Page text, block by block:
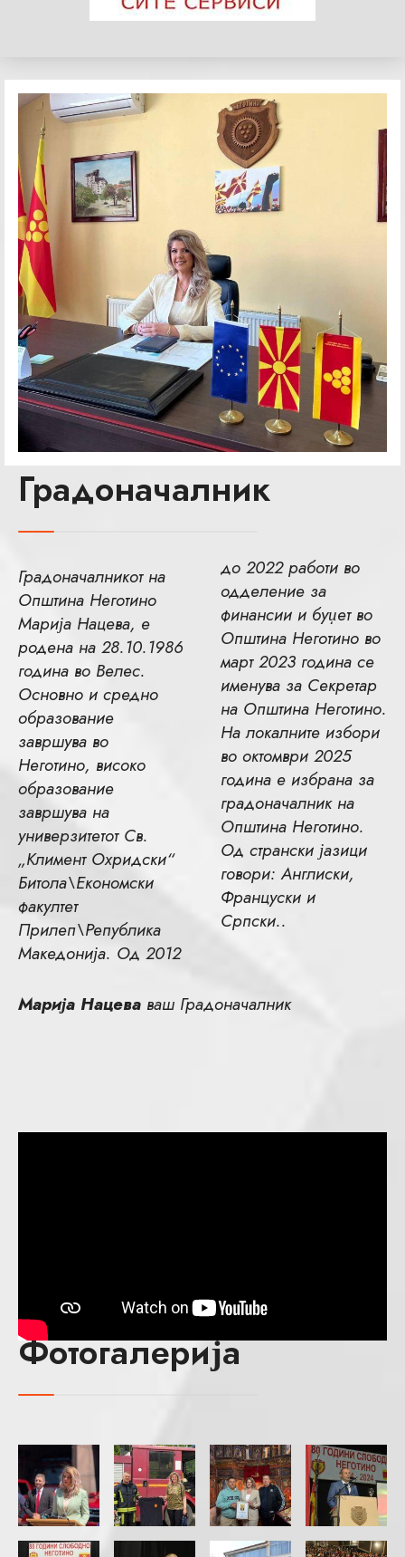
Градоначалник
Градоначалникот на
Општина Неготино
Марија Нацева, е
родена на 28.10.1986
година во Велес.
Основно и средно
образование
завршува во
Неготино, високо
образование
завршува на
универзитетот Св.
„Климент Охридски“
Битола\Економски
факултет
Прилеп\Република
Македонија. Од 2012
до 2022 работи во
одделение за
финансии и буџет во
Општина Неготино во
март 2023 година се
именува за Секретар
на Општина Неготино.
На локалните избори
во октомври 2025
година е избрана за
градоначалник на
Општина Неготино.
Од странски јазици
говори: Англиски,
Француски и
Српски..
Марија Нацева ваш Градоначалник
Фотогалерија